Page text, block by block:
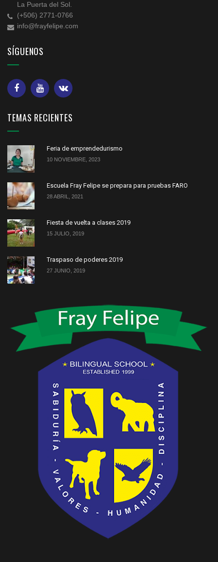
La Puerta del Sol.
(+506) 2771-0766
info@frayfelipe.com
SÍGUENOS
TEMAS RECIENTES
Feria de emprendedurismo
10 NOVIEMBRE, 2023
Escuela Fray Felipe se prepara para pruebas FARO
28 ABRIL, 2021
Fiesta de vuelta a clases 2019
15 JULIO, 2019
Traspaso de poderes 2019
27 JUNIO, 2019